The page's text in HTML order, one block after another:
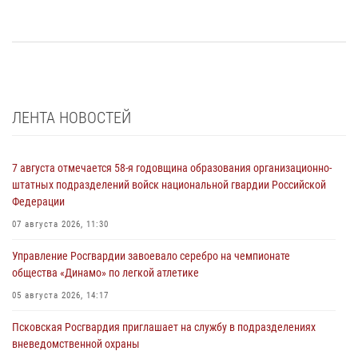
ЛЕНТА НОВОСТЕЙ
7 августа отмечается 58-я годовщина образования организационно-
штатных подразделений войск национальной гвардии Российской
Федерации
07 августа 2026, 11:30
Управление Росгвардии завоевало серебро на чемпионате
общества «Динамо» по легкой атлетике
05 августа 2026, 14:17
Псковская Росгвардия приглашает на службу в подразделениях
вневедомственной охраны